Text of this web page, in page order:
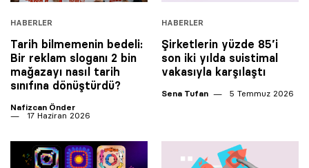
HABERLER
Tarih bilmemenin bedeli:
Bir reklam sloganı 2 bin
mağazayı nasıl tarih
sınıfına dönüştürdü?
Nafizcan Önder
17 Haziran 2026
HABERLER
Şirketlerin yüzde 85’i
son iki yılda suistimal
vakasıyla karşılaştı
Sena Tufan 5 Temmuz 2026